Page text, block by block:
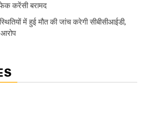
करेंसी बरामद
में हुई मौत की जांच करेगी सीबीसीआईडी,
आरोप